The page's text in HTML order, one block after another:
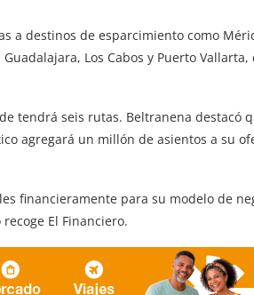
a destinos de esparcimiento como
Los Cabos y Puerto
tendrá seis rutas. Beltranena destacó
agregará un millón de asientos a su
financieramente para su modelo de
El Financiero.